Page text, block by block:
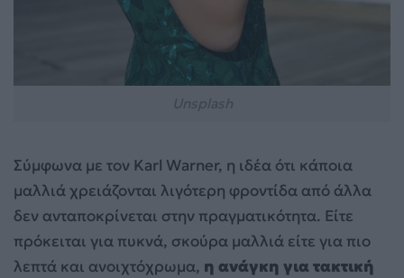
Σύμφωνα με τον Karl Warner, η ιδέα ότι κάποια
μαλλιά χρειάζονται λιγότερη φροντίδα από άλλα
δεν ανταποκρίνεται στην πραγματικότητα. Είτε
πρόκειται για πυκνά, σκούρα μαλλιά είτε για πιο
λεπτά και ανοιχτόχρωμα, η ανάγκη για τακτική